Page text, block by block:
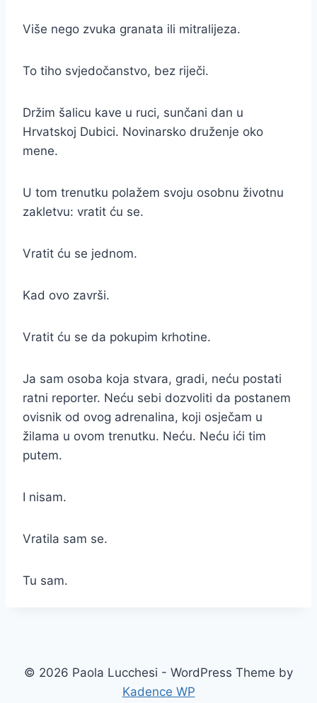
Više nego zvuka granata ili mitralijeza.
To tiho svjedočanstvo, bez riječi.
Držim šalicu kave u ruci, sunčani dan u
Hrvatskoj Dubici. Novinarsko druženje oko
mene.
U tom trenutku polažem svoju osobnu životnu
zakletvu: vratit ću se.
Vratit ću se jednom.
Kad ovo završi.
Vratit ću se da pokupim krhotine.
Ja sam osoba koja stvara, gradi, neću postati
ratni reporter. Neću sebi dozvoliti da postanem
ovisnik od ovog adrenalina, koji osječam u
žilama u ovom trenutku. Neću. Neću ići tim
putem.
I nisam.
Vratila sam se.
Tu sam.
© 2026 Paola Lucchesi - WordPress Theme by
Kadence WP